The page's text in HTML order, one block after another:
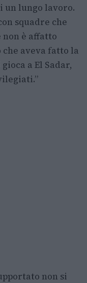
un lungo lavoro.
squadre che
è affatto
che aveva fatto la
a El Sadar,
non si